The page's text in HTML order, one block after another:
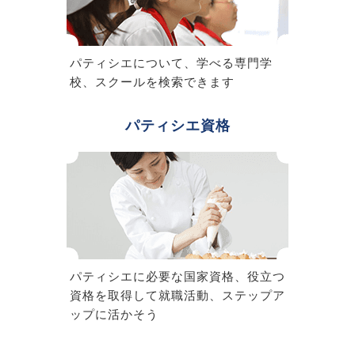
パティシエについて、学べる専門学
校、スクールを検索できます
パティシエ資格
パティシエに必要な国家資格、役立つ
資格を取得して就職活動、ステップア
ップに活かそう